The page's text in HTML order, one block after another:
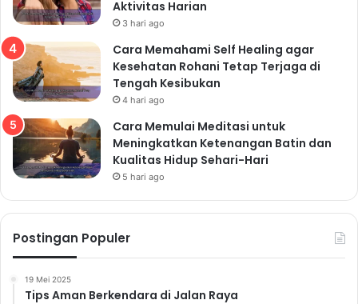
Aktivitas Harian
3 hari ago
Cara Memahami Self Healing agar
Kesehatan Rohani Tetap Terjaga di
Tengah Kesibukan
4 hari ago
Cara Memulai Meditasi untuk
Meningkatkan Ketenangan Batin dan
Kualitas Hidup Sehari-Hari
5 hari ago
Postingan Populer
19 Mei 2025
Tips Aman Berkendara di Jalan Raya